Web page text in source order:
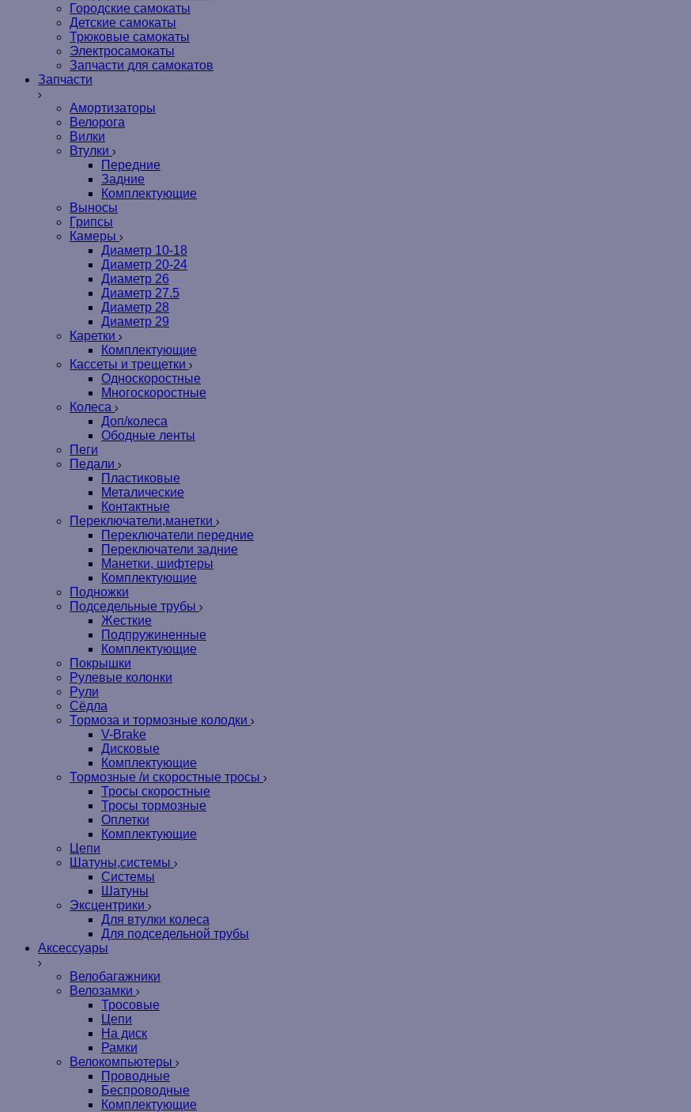
Городские самокаты
Детские самокаты
Трюковые самокаты
Электросамокаты
Запчасти для самокатов
Запчасти
Амортизаторы
Велорога
Вилки
Втулки
Передние
Задние
Комплектующие
Выносы
Грипсы
Камеры
Диаметр 10-18
Диаметр 20-24
Диаметр 26
Диаметр 27.5
Диаметр 28
Диаметр 29
Каретки
Комплектующие
Кассеты и трещетки
Односкоростные
Многоскоростные
Колеса
Доп/колеса
Ободные ленты
Пеги
Педали
Пластиковые
Металические
Контактные
Переключатели,манетки
Переключатели передние
Переключатели задние
Манетки, шифтеры
Комплектующие
Подножки
Подседельные трубы
Жесткие
Подпружиненные
Комплектующие
Покрышки
Рулевые колонки
Рули
Сёдла
Тормоза и тормозные колодки
V-Brake
Дисковые
Комплектующие
Тормозные /и скоростные тросы
Тросы скоростные
Тросы тормозные
Оплетки
Комплектующие
Цепи
Шатуны,системы
Системы
Шатуны
Эксцентрики
Для втулки колеса
Для подседельной трубы
Аксессуары
Велобагажники
Велозамки
Тросовые
Цепи
На диск
Рамки
Велокомпьютеры
Проводные
Беспроводные
Комплектующие